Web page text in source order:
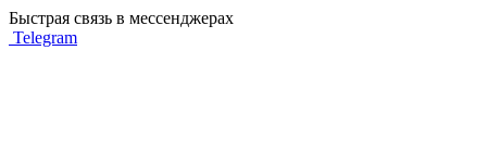
Быстрая связь в мессенджерах
Telegram